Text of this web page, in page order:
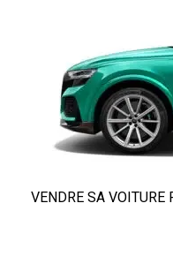
VENDRE SA VOITURE